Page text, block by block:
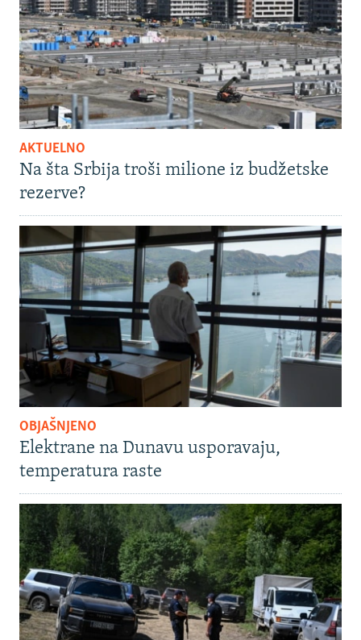
AKTUELNO
Na šta Srbija troši milione iz budžetske
rezerve?
OBJAŠNJENO
Elektrane na Dunavu usporavaju,
temperatura raste